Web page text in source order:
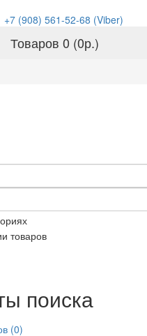
(908) 561-52-68 (Viber)
Товаров 0 (0р.)
товаров
поиска
(0)